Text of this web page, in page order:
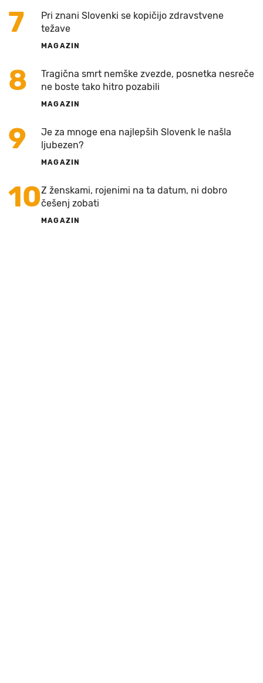
7
Pri znani Slovenki se kopičijo zdravstvene
težave
MAGAZIN
8
Tragična smrt nemške zvezde, posnetka nesreče
ne boste tako hitro pozabili
MAGAZIN
9
Je za mnoge ena najlepših Slovenk le našla
ljubezen?
MAGAZIN
10Z ženskami, rojenimi na ta datum, ni dobro
češenj zobati
MAGAZIN